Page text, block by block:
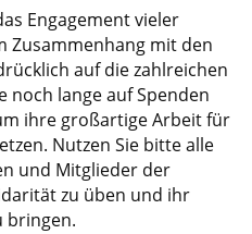
Engagement vieler
Zusammenhang mit den
auf die zahlreichen
noch lange auf Spenden
ihre großartige Arbeit für
Nutzen Sie bitte alle
und Mitglieder der
zu üben und ihr
bringen.